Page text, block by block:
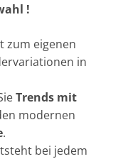
!
zum eigenen
in
Trends mit
modernen
.
bei jedem